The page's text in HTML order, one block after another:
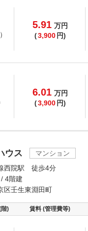
5.91 万円
(3,900 円)
6.01 万円
(3,900 円)
ウス
マンション
西院駅 徒歩4分
4階建
区壬生東淵田町
) 賃料 (管理費等)